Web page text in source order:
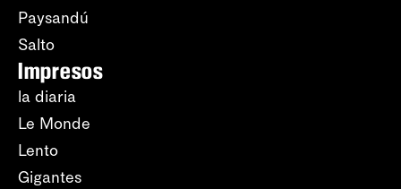
Paysandú
Salto
Impresos
la diaria
Le Monde
Lento
Gigantes